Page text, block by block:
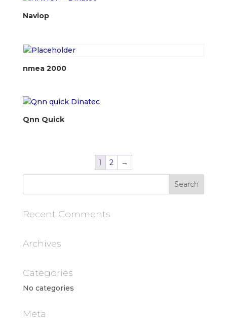
Naviop
nmea 2000
Qnn Quick
1 2 →
Recent Comments
Archives
Categories
No categories
Meta